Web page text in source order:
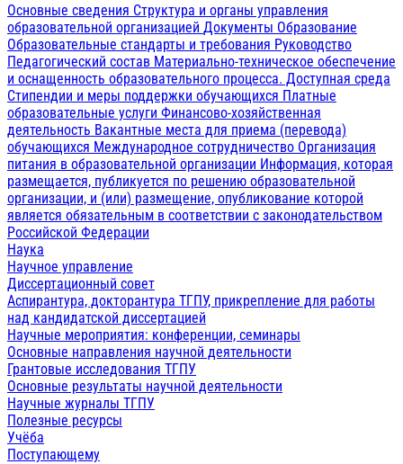
Основные сведения Структура и органы управления
образовательной организацией Документы Образование
Образовательные стандарты и требования Руководство
Педагогический состав Материально-техническое обеспечение
и оснащенность образовательного процесса. Доступная среда
Стипендии и меры поддержки обучающихся Платные
образовательные услуги Финансово-хозяйственная
деятельность Вакантные места для приема (перевода)
обучающихся Международное сотрудничество Организация
питания в образовательной организации Информация, которая
размещается, публикуется по решению образовательной
организации, и (или) размещение, опубликование которой
является обязательным в соответствии с законодательством
Российской Федерации
Наука
Научное управление
Диссертационный совет
Аспирантура, докторантура ТГПУ, прикрепление для работы
над кандидатской диссертацией
Научные мероприятия: конференции, семинары
Основные направления научной деятельности
Грантовые исследования ТГПУ
Основные результаты научной деятельности
Научные журналы ТГПУ
Полезные ресурсы
Учёба
Поступающему